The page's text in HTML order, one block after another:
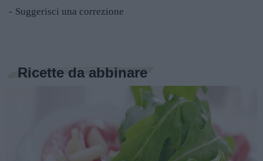
Suggerisci una correzione
Ricette da abbinare